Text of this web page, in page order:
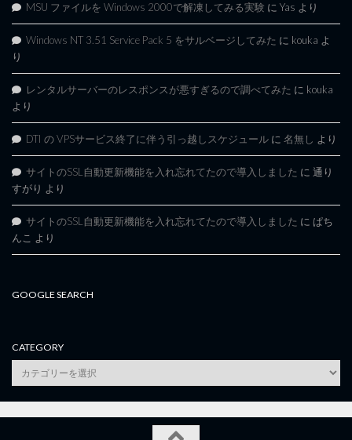
MSU ファイルを Windows 2000で解凍してみる実験 に Yas より
Windows NT 3.51 Service Pack 5 をサルベージしてみた に kouka よ
り
レンタルサーバーのレスポンスが悪すぎるので調べてみた に kouka
より
DTI の VPSサービス終了に伴う引っ越しスケジュール に 名無し より
サイトのSSL自動更新機能を入れ忘れてたので導入しました に 通り
すがり より
サイトのSSL自動更新機能を入れ忘れてたので導入しました に ぱち
んこ より
GOOGLE SEARCH
CATEGORY
category